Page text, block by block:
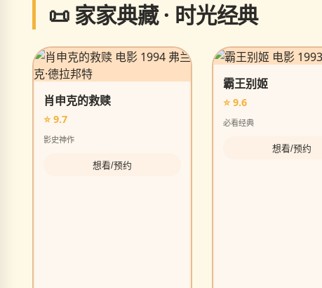
📜 家家典藏 · 时光经典
肖申克的救赎
⭐ 9.7
影史神作
想看/预约
霸王别姬
⭐ 9.6
必看经典
想看/预约